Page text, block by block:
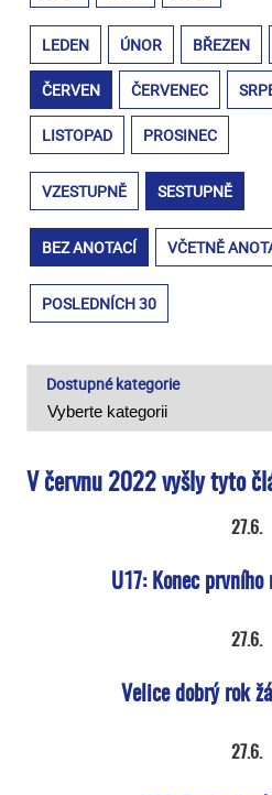
LEDEN ÚNOR BŘEZEN
ČERVEN ČERVENEC
LISTOPAD PROSINEC
VZESTUPNĚ SESTUPNĚ
BEZ ANOTACÍ VČETNĚ
POSLEDNÍCH 30
Dostupné kategorie
V červnu 2022 vyšly tyto
27.6.
U17: Konec prvního
27.6.
Velice dobrý rok
27.6.